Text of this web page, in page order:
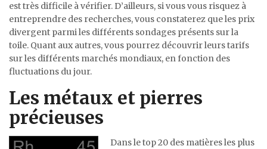
est très difficile à vérifier. D’ailleurs, si vous vous risquez à
entreprendre des recherches, vous constaterez que les prix
divergent parmi les différents sondages présents sur la
toile. Quant aux autres, vous pourrez découvrir leurs tarifs
sur les différents marchés mondiaux, en fonction des
fluctuations du jour.
Les métaux et pierres
précieuses
Dans le top 20 des matières les plus